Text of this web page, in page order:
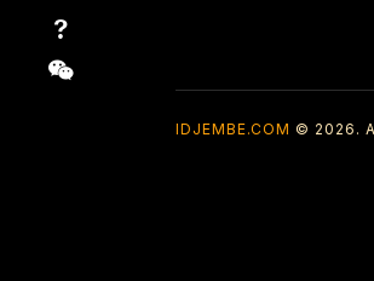
IDJEMBE.COM © 2026.